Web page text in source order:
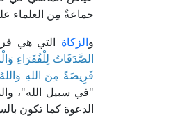
جماعةٌ مِن العلماء
والزكاة التي هي
الصَّدَقَاتُ لِلْفُقَرَاءِ
فَرِيضَةً مِنَ اللهِ
"في سبيل الله"،
الدعوة كما تكون